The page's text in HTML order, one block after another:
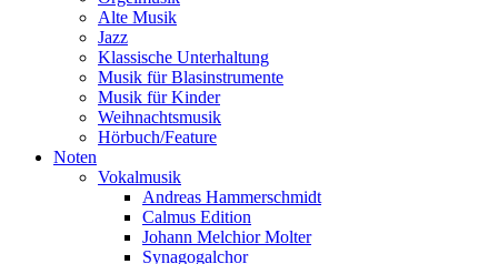
Alte Musik
Jazz
Klassische Unterhaltung
Musik für Blasinstrumente
Musik für Kinder
Weihnachtsmusik
Hörbuch/Feature
Noten
Vokalmusik
Andreas Hammerschmidt
Calmus Edition
Johann Melchior Molter
Synagogalchor